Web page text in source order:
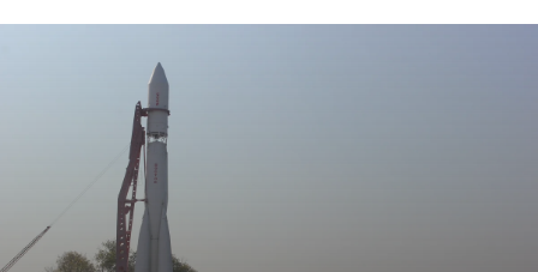
Образование
Общество
Погода
Праздники
Происшествия
Спорт